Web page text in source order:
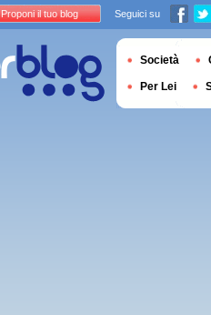
Proponi il tuo blog Seguici su
Società
Per Lei